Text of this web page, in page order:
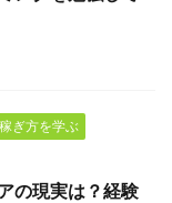
ぎ方を学ぶ
の現実は？経験